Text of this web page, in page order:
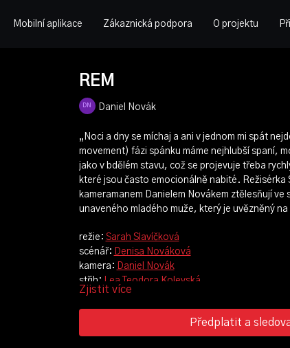
Mobilní aplikace Zákaznická podpora O projektu
REM
Daniel Novák
„Noci a dny se míchaj a ani v jednom mi spát
movement) fázi spánku máme nejhlubší spaní,
jako v bdělém stavu, což se projevuje třeba
které jsou často emocionálně nabité. Režisérka
kameramanem Danielem Novákem ztělesňují ve
unaveného mladého muže, který je uvězněný
režie: Sarah Slavíčková
scénář: Denisa Nováková
kamera: Daniel Novák
střih: Lea Teodora Kolevská
produkce:Sofie Mejtuv
zvuk:Jan Galda
hrají: Zdeněk Piškula, Jan Roháč
Zjistit více
Předplatit a